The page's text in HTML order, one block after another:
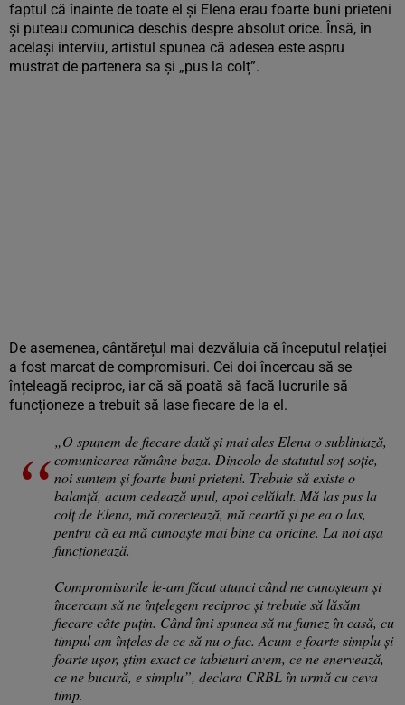
faptul că înainte de toate el și Elena erau foarte buni prieteni
și puteau comunica deschis despre absolut orice. Însă, în
același interviu, artistul spunea că adesea este aspru
mustrat de partenera sa și „pus la colț”.
De asemenea, cântărețul mai dezvăluia că începutul relației
a fost marcat de compromisuri. Cei doi încercau să se
înțeleagă reciproc, iar că să poată să facă lucrurile să
funcționeze a trebuit să lase fiecare de la el.
„O spunem de fiecare dată și mai ales Elena o subliniază,
comunicarea rămâne baza. Dincolo de statutul soț-soție,
noi suntem și foarte buni prieteni. Trebuie să existe o
balanță, acum cedează unul, apoi celălalt. Mă las pus la
colț de Elena, mă corectează, mă ceartă și pe ea o las,
pentru că ea mă cunoaște mai bine ca oricine. La noi așa
funcționează.
Compromisurile le-am făcut atunci când ne cunoșteam și
încercam să ne înțelegem reciproc și trebuie să lăsăm
fiecare câte puțin. Când îmi spunea să nu fumez în casă, cu
timpul am înțeles de ce să nu o fac. Acum e foarte simplu și
foarte ușor, știm exact ce tabieturi avem, ce ne enervează,
ce ne bucură, e simplu”, declara CRBL în urmă cu ceva
timp.